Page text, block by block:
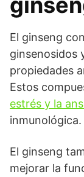
El ginseng
ginsenosidos
propiedades
Estos
estrés y la
inmunológica.
El ginseng
mejorar la